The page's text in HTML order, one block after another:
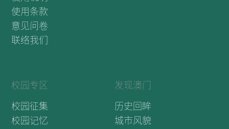
使用条款
意见问卷
联络我们
校园专区
校园征集
校园记忆
发现澳门
历史回眸
城市风貌